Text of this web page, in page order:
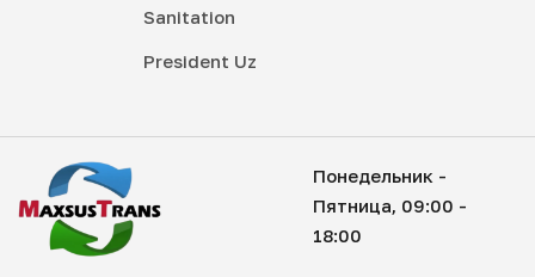
Sanitation
President Uz
Понедельник -
Пятница, 09:00 -
18:00